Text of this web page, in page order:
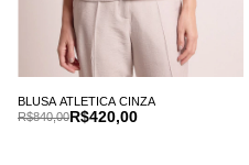
BLUSA ATLETICA CINZA
R$420,00
R$840,00